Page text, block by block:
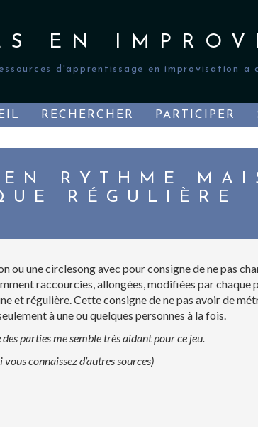
EN
d'apprentissage en improvisation a
RECHERCHER PARTICIPER
RYTHME
RÉGULIÈRE
ou une circlesong avec pour consigne de ne pas
raccourcies, allongées, modifiées par chaque
et régulière. Cette consigne de ne pas avoir de
à une ou quelques personnes à la fois.
parties me semble très aidant pour ce jeu.
connaissez d’autres sources)